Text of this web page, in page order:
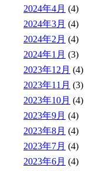
2024年4月 (4)
2024年3月 (4)
2024年2月 (4)
2024年1月 (3)
2023年12月 (4)
2023年11月 (3)
2023年10月 (4)
2023年9月 (4)
2023年8月 (4)
2023年7月 (4)
2023年6月 (4)